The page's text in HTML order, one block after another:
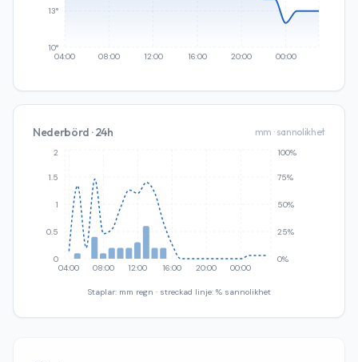
04:00 08:00 12:00 16:00 20:00 00:00
10°
13°
Nederbörd · 24h mm · sannolikhet
04:00 08:00 12:00 16:00 20:00 00:00
0
0.5
1
1.5
2
0%
25%
50%
75%
100%
Staplar: mm regn · streckad linje: % sannolikhet